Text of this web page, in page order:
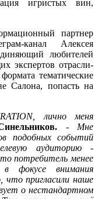
игристых вин,
партнер
канал Алексея
любителей
экспертов отрасли-
тематические
Салона, попасть на
лично меня
- Мне
подобных событий
аудиторию -
потребитель менее
фокусе внимания
пригласили наше
о нестандартном